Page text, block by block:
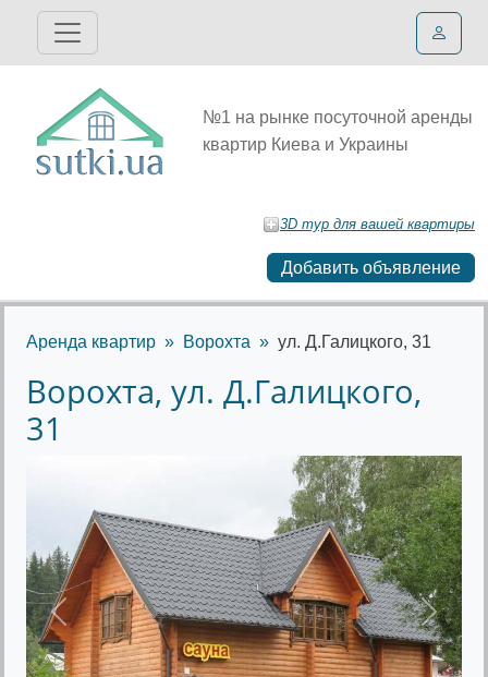
№1 на рынке посуточной аренды
квартир Киева и Украины
3D тур для вашей квартиры
Добавить объявление
Аренда квартир Ворохта ул. Д.Галицкого, 31
Ворохта, ул. Д.Галицкого,
31
Предыдущее